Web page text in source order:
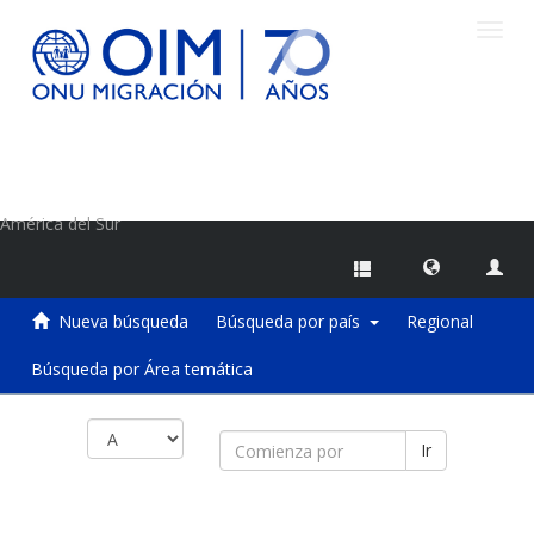
América del Sur
Nueva búsqueda Búsqueda por país Regional
Búsqueda por Área temática
Ir